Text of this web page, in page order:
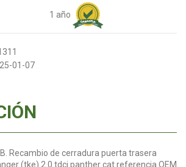
1 año
01-07
Recambio de cerradura puerta trasera
(tke) 2.0 tdci panther cat referencia OEM